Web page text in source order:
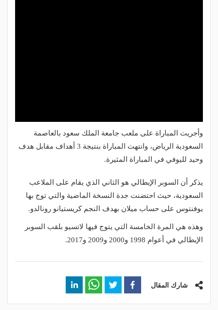
وأجريت المباراة على ملعب جامعة الملك سعود بالعاصمة
السعودية الرياض، وانتهت المباراة بنتيجة 3 أهداف مقابل هدف
وحيد لليوفي في المباراة المثيرة.
يذكر أن السوبر الإيطالي هو الثاني الذي يقام على الملاعب
السعودية، حيث احتضنت جدة النسخة الماضية والتي توج بها
يوفنتوس على حساب ميلان بهدف النجم كريستيانو رونالدو.
وهذه هي المرة الخامسة التي يتوج فيها لاتسيو بلقب السوبر
الإيطالي في أعوام 1998 و2000 و2009 و2017.
شارك المقال